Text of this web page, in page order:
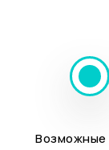
Возможные